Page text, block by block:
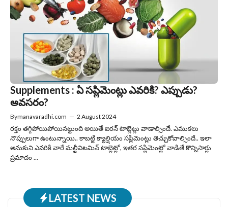
Supplements : ఏ సప్లిమెంట్లు ఎవరికి? ఎప్పుడు?
అవసరం?
Bymanavaradhi.com — 2 August 2024
రక్తం తగ్గిపోయిపోయినట్టుంది అయితే ఐరన్ టాబ్లెట్లు వాడాల్సిందే. ఎముకలు
నొప్పులుగా ఉంటున్నాయి.. కాబట్టి క్యాల్షియం సప్లిమెంట్లు తెచ్చుకోవాల్సిందే.. ఇలా
అనుకుని ఎవరికి వారే మల్టీవిటమిన్ టాబ్లెట్లో, ఇతర సప్లిమెంట్లో వాడితే కొన్నిసార్లు
ప్రమాదం ...
LATEST NEWS